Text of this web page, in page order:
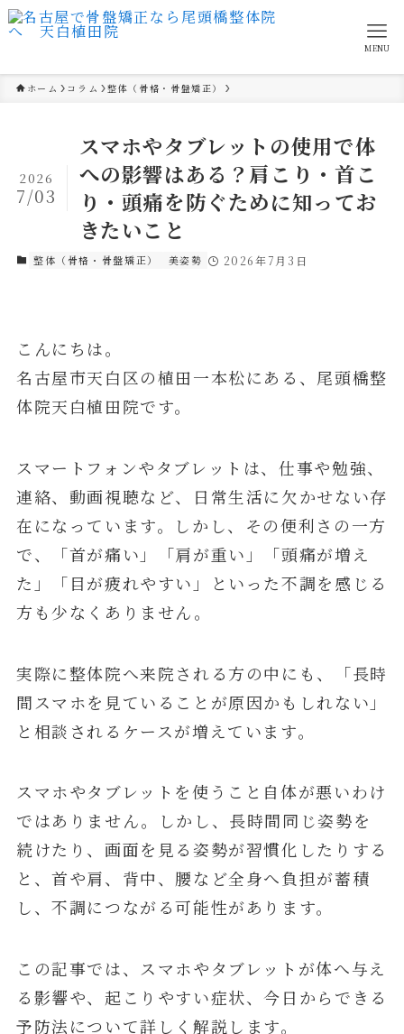
MENU
ホーム コラム 整体（骨格・骨盤矯正）
スマホやタブレットの使用で体
への影響はある？肩こり・首こ
り・頭痛を防ぐために知ってお
きたいこと
2026
7/03
整体（骨格・骨盤矯正） 美姿勢 2026年7月3日
こんにちは。
名古屋市天白区の植田一本松にある、尾頭橋整
体院天白植田院です。
スマートフォンやタブレットは、仕事や勉強、
連絡、動画視聴など、日常生活に欠かせない存
在になっています。しかし、その便利さの一方
で、「首が痛い」「肩が重い」「頭痛が増え
た」「目が疲れやすい」といった不調を感じる
方も少なくありません。
実際に整体院へ来院される方の中にも、「長時
間スマホを見ていることが原因かもしれない」
と相談されるケースが増えています。
スマホやタブレットを使うこと自体が悪いわけ
ではありません。しかし、長時間同じ姿勢を
続けたり、画面を見る姿勢が習慣化したりする
と、首や肩、背中、腰など全身へ負担が蓄積
し、不調につながる可能性があります。
この記事では、スマホやタブレットが体へ与え
る影響や、起こりやすい症状、今日からできる
予防法について詳しく解説します。